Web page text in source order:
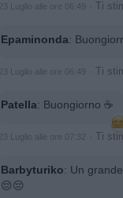
23 Luglio alle ore 06:49 Ti
Epaminonda:
23 Luglio alle ore 06:49 Ti
Patella: Buongiorno ☕️
23 Luglio alle ore 07:32 Ti
Barbyturiko: Un
😔😔